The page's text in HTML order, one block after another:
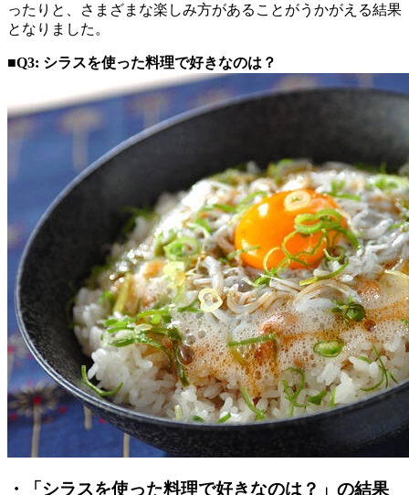
ったりと、さまざまな楽しみ方があることがうかがえる結果
となりました。
■Q3: シラスを使った料理で好きなのは？
・「シラスを使った料理で好きなのは？」の結果